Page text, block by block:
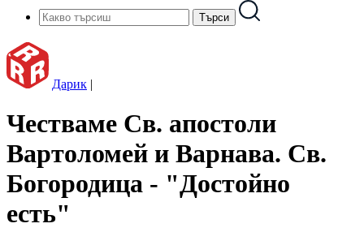
Дарик |
Честваме Св. апостоли
Вартоломей и Варнава. Св.
Богородица - "Достойно
есть"